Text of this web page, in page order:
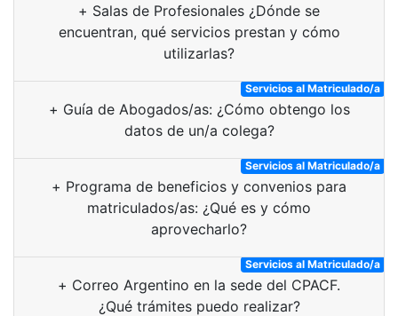
+ Salas de Profesionales ¿Dónde se
encuentran, qué servicios prestan y cómo
utilizarlas?
+ Guía de Abogados/as: ¿Cómo obtengo los
datos de un/a colega?
Servicios al Matriculado/a
+ Programa de beneficios y convenios para
matriculados/as: ¿Qué es y cómo
aprovecharlo?
Servicios al Matriculado/a
+ Correo Argentino en la sede del CPACF.
¿Qué trámites puedo realizar?
Servicios al Matriculado/a